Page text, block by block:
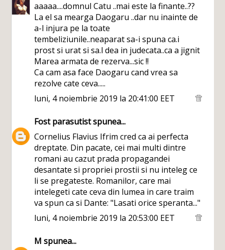
aaaaa....domnul Catu ..mai este la finante..??
La el sa mearga Daogaru ..dar nu inainte de
a-l injura pe la toate
tembeliziunile..neaparat sa-i spuna ca.i
prost si urat si sa.l dea in judecata..ca a jignit
Marea armata de rezerva...sic !!
Ca cam asa face Daogaru cand vrea sa
rezolve cate ceva.....
luni, 4 noiembrie 2019 la 20:41:00 EET
Fost parasutistspunea...
Cornelius Flavius Ifrim cred ca ai perfecta
dreptate. Din pacate, cei mai multi dintre
romani au cazut prada propagandei
desantate si propriei prostii si nu inteleg ce
li se pregateste. Romanilor, care mai
intelegeti cate ceva din lumea in care traim
va spun ca si Dante: "Lasati orice speranta..."
luni, 4 noiembrie 2019 la 20:53:00 EET
M spunea...